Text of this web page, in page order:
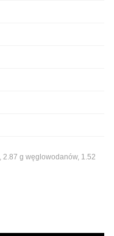
2.87 g węglowodanów, 1.52